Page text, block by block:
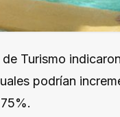
Turismo
podrían